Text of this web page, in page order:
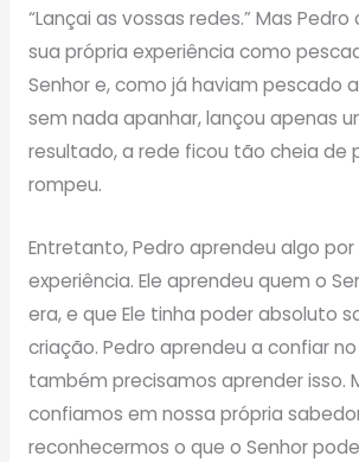
“Lançai as vossas redes.” Mas
sua própria experiência como
Senhor e, como já haviam pescado
sem nada apanhar, lançou apenas
resultado, a rede ficou tão cheia de
rompeu.
Entretanto, Pedro aprendeu algo
experiência. Ele aprendeu quem o
era, e que Ele tinha poder absoluto
criação. Pedro aprendeu a confiar no
também precisamos aprender isso.
confiamos em nossa própria
reconhecermos o que o Senhor